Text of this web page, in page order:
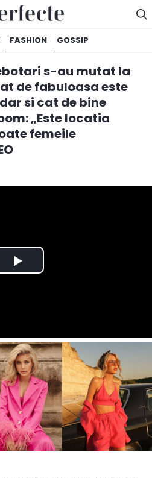
FASHION GOSSIP
s-au mutat la
de fabuloasa este
si cat de bine
„Este locatia
femeile